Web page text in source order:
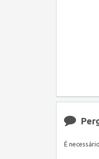
É necessário